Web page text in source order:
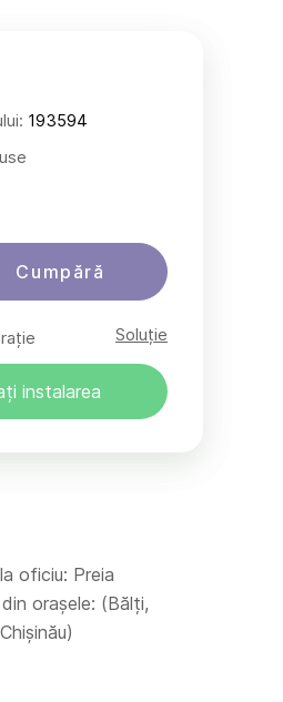
193594
Cumpără
Soluție
instalarea
oficiu: Preia
orașele: (Bălți,